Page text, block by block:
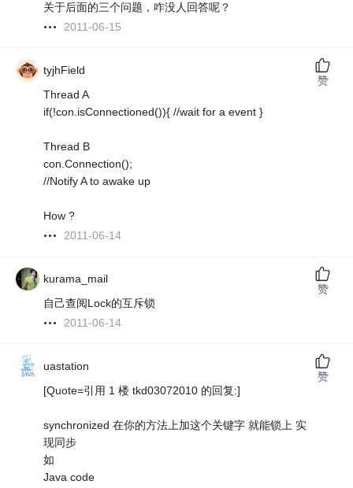
关于后面的三个问题，咋没人回答呢？
2011-06-15
tyjhField
Thread A
if(!con.isConnectioned()){ //wait for a event }
Thread B
con.Connection();
//Notify A to awake up
How ?
2011-06-14
赞
kurama_mail
自己查阅Lock的互斥锁
2011-06-14
赞
uastation
[Quote=引用 1 楼 tkd03072010 的回复:]
synchronized 在你的方法上加这个关键字 就能锁上 实
现同步
如
Java code
赞